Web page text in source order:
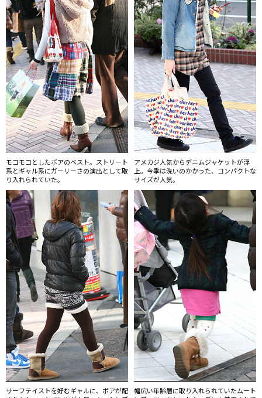
モコモコとしたボアのベスト。ストリート
系とギャル系にガーリーさの演出として取
り入れられていた。
アメカジ人気からデニムジャケットが浮
上。今季は洗いのかかった、コンパクトな
サイズが人気。
サーフテイストを好むギャルに、ボアが配
幅広い年齢層に取り入れられていたムート